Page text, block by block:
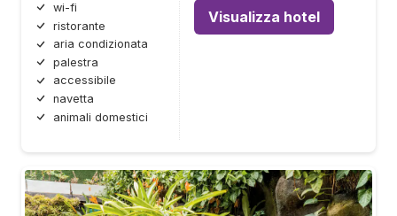
wi-fi
ristorante
aria condizionata
palestra
accessibile
navetta
animali domestici
Visualizza hotel